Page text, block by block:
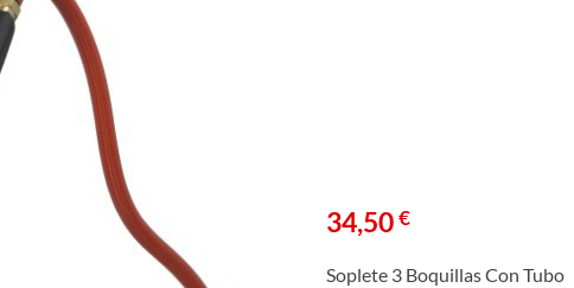
34,50€
Soplete 3 Boquillas Con Tubo